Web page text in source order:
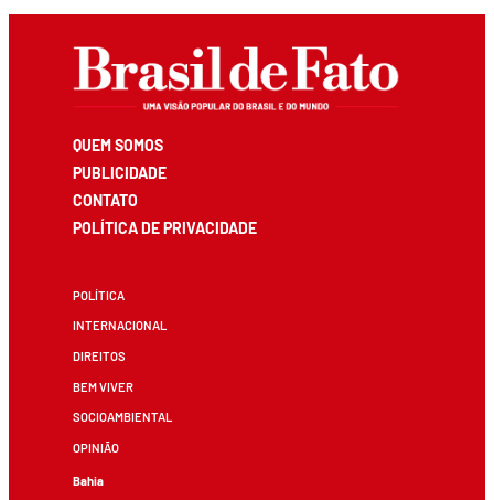
QUEM SOMOS
PUBLICIDADE
CONTATO
POLÍTICA DE PRIVACIDADE
POLÍTICA
INTERNACIONAL
DIREITOS
BEM VIVER
SOCIOAMBIENTAL
OPINIÃO
Bahia